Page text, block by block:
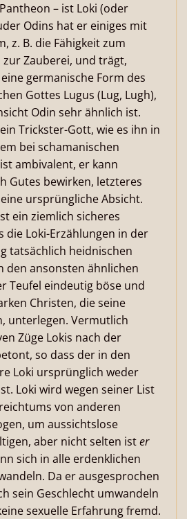
– ist Loki (oder
Odins hat er einiges mit
z. B. die Fähigkeit zum
Zauberei, und trägt,
germanische Form des
Gottes Lugus (Lug, Lugh),
Odin sehr ähnlich ist.
Trickster-Gott, wie es ihn in
bei schamanischen
ambivalent, er kann
Gutes bewirken, letzteres
ursprüngliche Absicht.
ein ziemlich sicheres
die Loki-Erzählungen in der
tatsächlich heidnischen
den ansonsten ähnlichen
Teufel eindeutig böse und
Christen, die seine
unterlegen. Vermutlich
Züge Lokis nach der
so dass der in den
Loki ursprünglich weder
Loki wird wegen seiner List
von anderen
um aussichtslose
aber nicht selten ister
sich in alle erdenklichen
Da er ausgesprochen
sein Geschlecht umwandeln
sexuelle Erfahrung fremd.